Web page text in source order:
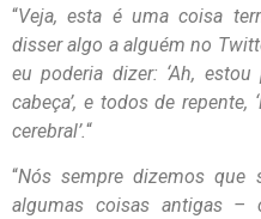
“Veja, esta é uma coisa
disser algo a alguém no
eu poderia dizer: ‘Ah,
cabeça’, e todos de repente,
cerebral’.“
“Nós sempre dizemos que
algumas coisas antigas –